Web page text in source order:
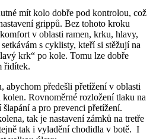
mít kolo dobře pod kontrolou, což
grippů. Bez tohoto kroku
v oblasti ramen, krku, hlavy,
s cyklisty, kteří si stěžují na
krk“ po kole. Tomu lze dobře
řidítek.
abychom předešli přetížení v oblasti
Rovnoměrné rozložení tlaku na
a pro prevenci přetížení.
tak je nastavení zámků na tretře
tak i vyladění chodidla v botě. I